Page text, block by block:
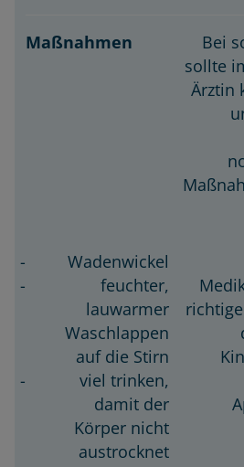
Bei
sollte
Ärztin
Wadenwickel
feuchter,
lauwarmer
Waschlappen
auf die Stirn
viel trinken,
damit der
Körper nicht
austrocknet